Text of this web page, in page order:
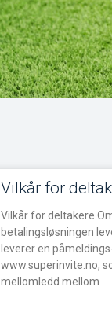
Vilkår for
Vilkår for deltakere
betalingsløsningen
leverer en
www.superinvite.no,
mellomledd mellom